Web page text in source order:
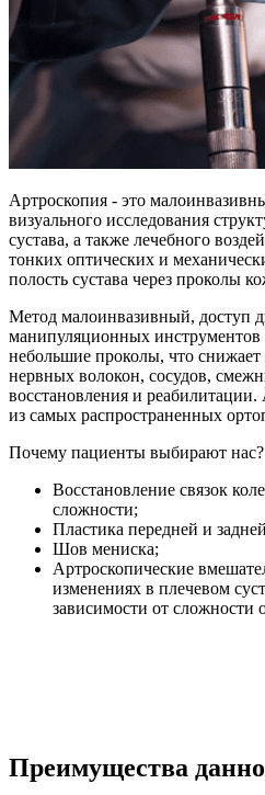
Артроскопия - это
визуального исследования
сустава, а также лечебного
тонких оптических и
полость сустава через проколы
Метод малоинвазивный, доступ
манипуляционных инструментов
небольшие проколы, что снижает
нервных волокон, сосудов,
восстановления и
из самых распространенных
Почему пациенты выбирают нас?
Восстановление связок
сложности;
Пластика передней и
Шов мениска;
Артроскопические
изменениях в плечевом
зависимости от сложности
Преимущества